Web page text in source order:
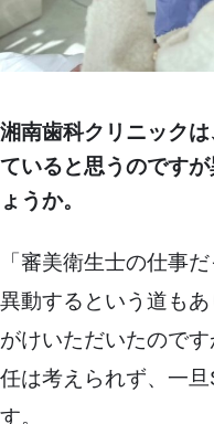
湘南歯科クリニック
ていると思うのです
ょうか。
「審美衛生士の仕事
異動するという道も
がけいただいたので
任は考えられず、一
す。